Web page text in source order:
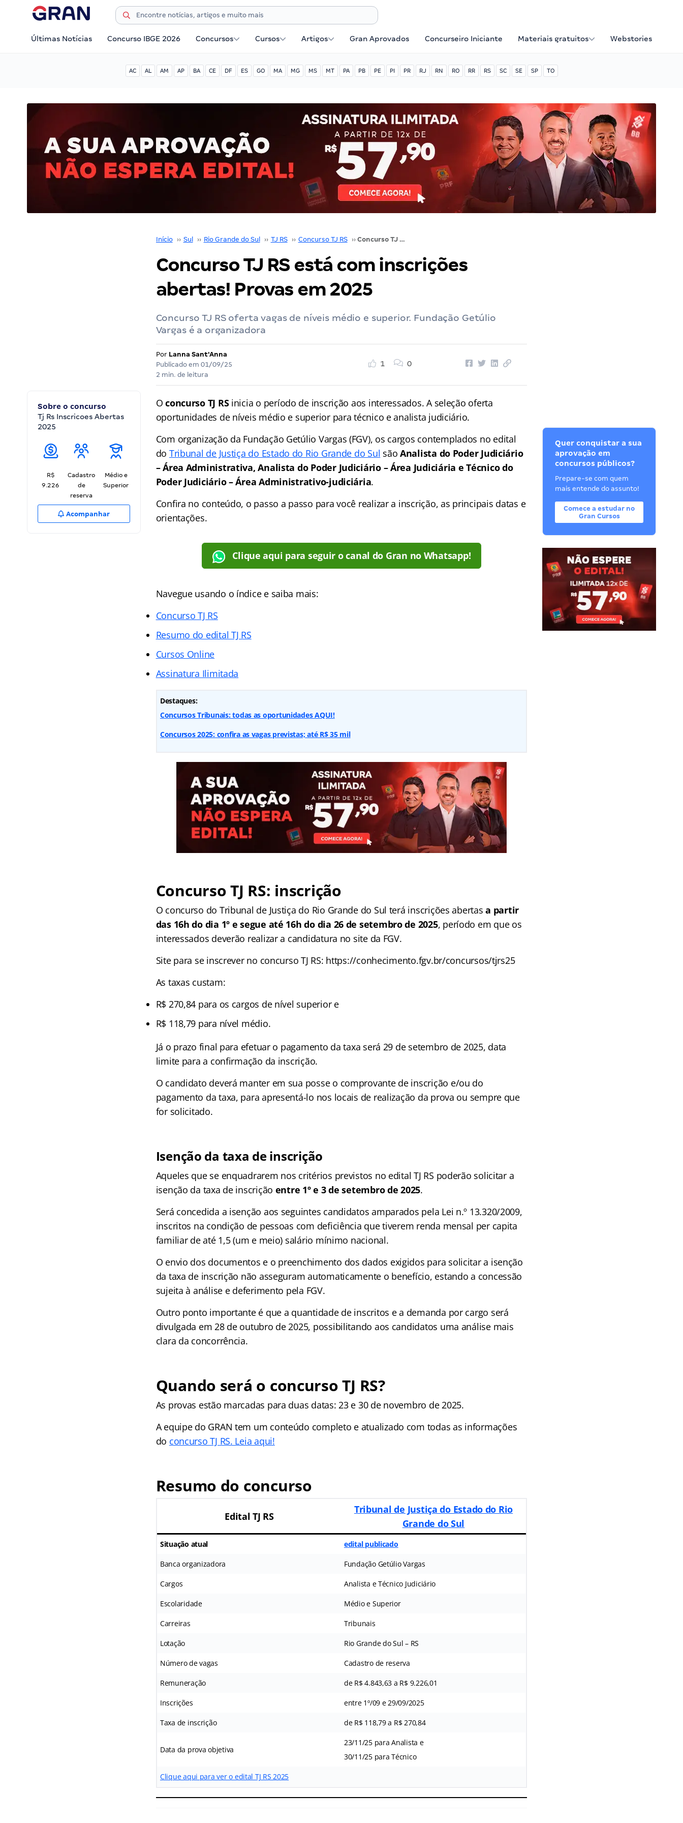
Últimas Notícias Concurso IBGE 2026 Concursos Cursos Artigos Gran Aprovados Concurseiro Iniciante Materiais gratuitos Webstories
AC AL AM AP BA CE DF ES GO MA MG MS MT PA PB PE PI PR RJ RN RO RR RS SC SE SP TO
Início ›› Sul ›› Rio Grande do Sul ›› TJ RS ›› Concurso TJ RS ›› Concurso TJ RS está com inscrições abertas! Provas em 2025
Concurso TJ RS está com inscrições
abertas! Provas em 2025
Concurso TJ RS oferta vagas de níveis médio e superior. Fundação Getúlio
Vargas é a organizadora
Por Lanna Sant'Anna
Publicado em 01/09/25
2 min. de leitura
1 0
Sobre o concurso
Tj Rs Inscricoes Abertas
2025
R$
9.226
Cadastro
de
reserva
Médio e
Superior
Acompanhar
Oconcurso TJ RSinicia o período de inscrição aos interessados. A seleção oferta
oportunidades de níveis médio e superior para técnico e analista judiciário.
Com organização da Fundação Getúlio Vargas (FGV), os cargos contemplados no edital
do Tribunal de Justiça do Estado do Rio Grande do Sul são Analista do Poder Judiciário
– Área Administrativa, Analista do Poder Judiciário – Área Judiciária e Técnico do
Poder Judiciário – Área Administrativo-judiciária.
Confira no conteúdo, o passo a passo para você realizar a inscrição, as principais datas e
orientações.
Clique aqui para seguir o canal do Gran no Whatsapp!
Navegue usando o índice e saiba mais:
Concurso TJ RS
Resumo do edital TJ RS
Cursos Online
Assinatura Ilimitada
Destaques:
Concursos Tribunais: todas as oportunidades AQUI!
Concursos 2025: confira as vagas previstas; até R$ 35 mil
Concurso TJ RS: inscrição
O concurso do Tribunal de Justiça do Rio Grande do Sul terá inscrições abertasa partir
das 16h do dia 1º e segue até 16h do dia 26 de setembro de 2025, período em que os
interessados deverão realizar a candidatura no site da FGV.
Site para se inscrever no concurso TJ RS: https://conhecimento.fgv.br/concursos/tjrs25
As taxas custam:
R$ 270,84 para os cargos de nível superior e
R$ 118,79 para nível médio.
Já o prazo final para efetuar o pagamento da taxa será 29 de setembro de 2025, data
limite para a confirmação da inscrição.
O candidato deverá manter em sua posse o comprovante de inscrição e/ou do
pagamento da taxa, para apresentá-lo nos locais de realização da prova ou sempre que
for solicitado.
Isenção da taxa de inscrição
Aqueles que se enquadrarem nos critérios previstos no edital TJ RS poderão solicitar a
isenção da taxa de inscrição entre 1º e 3 de setembro de 2025.
Será concedida a isenção aos seguintes candidatos amparados pela Lei n.º 13.320/2009,
inscritos na condição de pessoas com deficiência que tiverem renda mensal per capita
familiar de até 1,5 (um e meio) salário mínimo nacional.
O envio dos documentos e o preenchimento dos dados exigidos para solicitar a isenção
da taxa de inscrição não asseguram automaticamente o benefício, estando a concessão
sujeita à análise e deferimento pela FGV.
Outro ponto importante é que a quantidade de inscritos e a demanda por cargo será
divulgada em 28 de outubro de 2025, possibilitando aos candidatos uma análise mais
clara da concorrência.
Quando será o concurso TJ RS?
As provas estão marcadas para duas datas: 23 e 30 de novembro de 2025.
A equipe do GRAN tem um conteúdo completo e atualizado com todas as informações
do concurso TJ RS. Leia aqui!
Resumo do concurso
Edital TJ RS
Tribunal de Justiça do Estado do Rio
Grande do Sul
Situação atual edital publicado
Banca organizadora Fundação Getúlio Vargas
Cargos Analista e Técnico Judiciário
Escolaridade Médio e Superior
Carreiras Tribunais
Lotação Rio Grande do Sul – RS
Número de vagas Cadastro de reserva
Remuneração de R$ 4.843,63 a R$ 9.226,01
Inscrições entre 1º/09 e 29/09/2025
Taxa de inscrição de R$ 118,79 a R$ 270,84
Data da prova objetiva
23/11/25 para Analista e
30/11/25 para Técnico
Clique aqui para ver o edital TJ RS 2025
Quer conquistar a sua
aprovação em
concursos públicos?
Prepare-se com quem
mais entende do assunto!
Comece a estudar no
Gran Cursos